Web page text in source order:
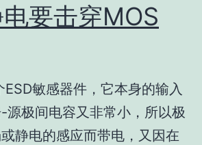
要击穿MOS
敏感器件，它本身的输入
源极间电容又非常小，所以极
静电的感应而带电，又因在